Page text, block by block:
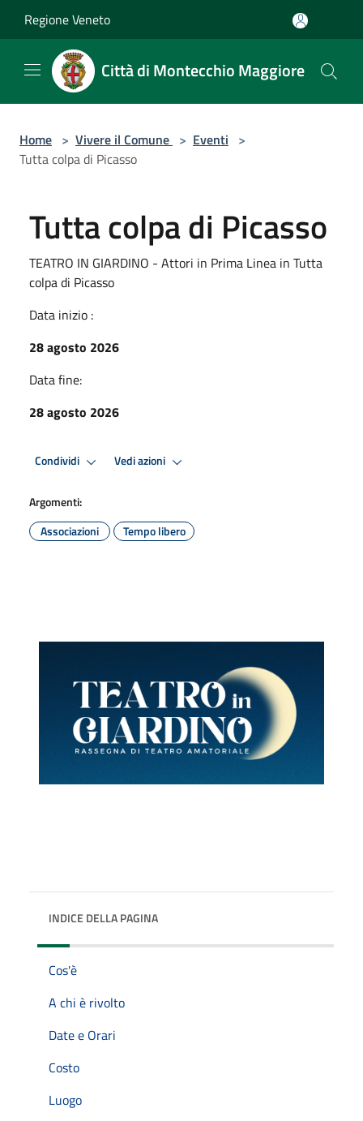
Regione Veneto
Città di Montecchio Maggiore
Home > Vivere il Comune > Eventi >
Tutta colpa di Picasso
Tutta colpa di Picasso
TEATRO IN GIARDINO - Attori in Prima Linea in Tutta
colpa di Picasso
Data inizio :
28 agosto 2026
Data fine:
28 agosto 2026
Condividi Vedi azioni
Argomenti:
Associazioni
Tempo libero
INDICE DELLA PAGINA
Cos'è
A chi è rivolto
Date e Orari
Costo
Luogo